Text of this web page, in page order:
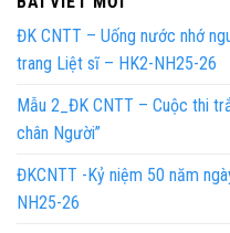
ĐK CNTT – Uống nước nhớ
trang Liệt sĩ – HK2-NH25-26
Mẫu 2_ĐK CNTT – Cuộc thi
chân Người”
ĐKCNTT -Kỷ niệm 50 năm
NH25-26